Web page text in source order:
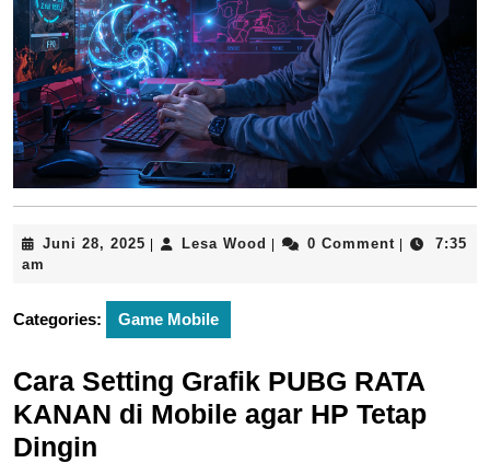
Juni 28, 2025 Juni
| Lesa Wood Lesa
| 0 Comment |
7:35
am
Categories: Game Mobile
Cara Setting Grafik PUBG RATA
KANAN di Mobile agar HP Tetap
Dingin